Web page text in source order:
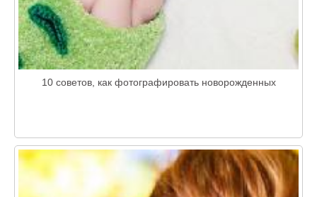
10 советов, как фотографировать новорожденных